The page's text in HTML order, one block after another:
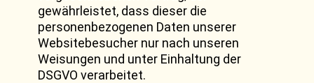
gewährleistet, dass dieser die
personenbezogenen Daten unserer
Websitebesucher nur nach unseren
Weisungen und unter Einhaltung der
DSGVO verarbeitet.